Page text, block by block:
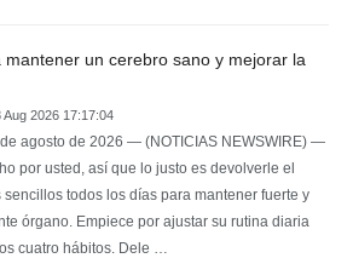
un cerebro sano y mejorar la
Aug 2026 17:17:04
agosto de 2026 — (NOTICIAS NEWSWIRE) —
por usted, así que lo justo es devolverle el
todos los días para mantener fuerte y
órgano. Empiece por ajustar su rutina diaria
cuatro hábitos. Dele …